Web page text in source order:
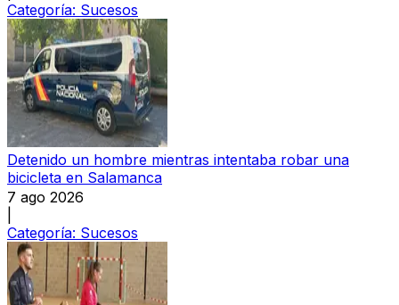
Categoría: Sucesos
Detenido un hombre mientras intentaba robar una
bicicleta en Salamanca
7 ago 2026
Categoría: Sucesos